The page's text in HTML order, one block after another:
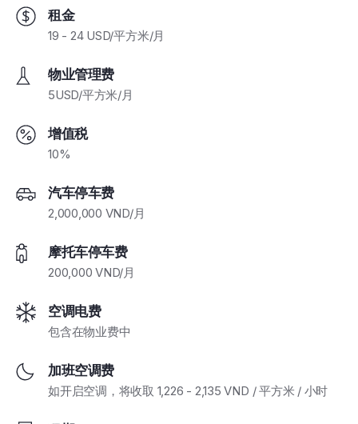
租金
19 - 24 USD/平方米/月
物业管理费
5USD/平方米/月
增值税
10%
汽车停车费
2,000,000 VND/月
摩托车停车费
200,000 VND/月
空调电费
包含在物业费中
加班空调费
如开启空调，将收取 1,226 - 2,135 VND / 平方米 / 小时